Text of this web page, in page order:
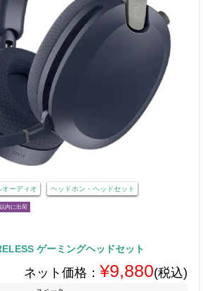
オーディオ ヘッドホン・ヘッドセット
内に出荷
ゲーミングヘッドセット
ネット価格： ¥9,880(税込)